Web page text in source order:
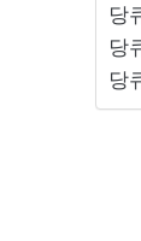
당
당
당